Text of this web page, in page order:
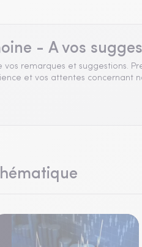
- A vos
remarques et suggestions.
et vos attentes concernant